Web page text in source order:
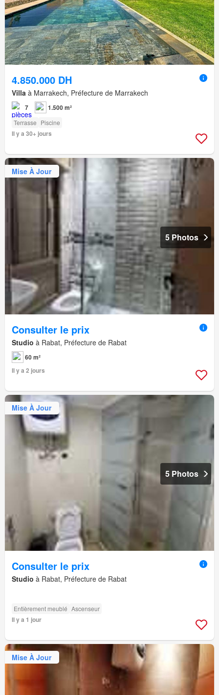
4.850.000 DH
Villa à Marrakech, Préfecture de Marrakech
7 1.500 m²
Terrasse Piscine
Il y a 30+ jours
Mise À Jour
5 Photos
Consulter le prix
Studio à Rabat, Préfecture de Rabat
60 m²
Il y a 2 jours
Mise À Jour
5 Photos
Consulter le prix
Studio à Rabat, Préfecture de Rabat
Entièrement meublé Ascenseur
Il y a 1 jour
Mise À Jour